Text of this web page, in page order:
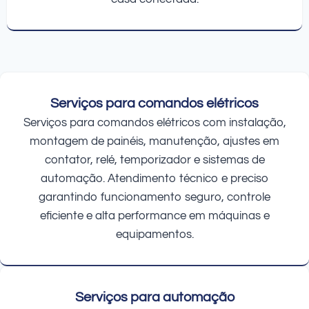
Serviços para comandos elétricos
Serviços para comandos elétricos com instalação,
montagem de painéis, manutenção, ajustes em
contator, relé, temporizador e sistemas de
automação. Atendimento técnico e preciso
garantindo funcionamento seguro, controle
eficiente e alta performance em máquinas e
equipamentos.
Serviços para automação